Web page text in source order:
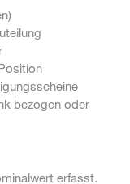
bezogen oder
erfasst.